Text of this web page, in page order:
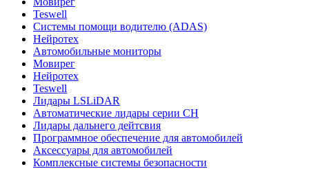
Teswell
Системы помощи водителю (ADAS)
Нейротех
Автомобильные мониторы
Мовирег
Нейротех
Teswell
Лидары LSLiDAR
Автоматические лидары серии CH
Лидары дальнего дейтсвия
Программное обеспечение для автомобилей
Аксессуары для автомобилей
Комплексные системы безопасности